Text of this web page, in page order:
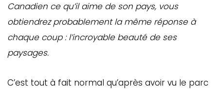
Canadien ce qu’il aime de son pays, vous
obtiendrez probablement la même réponse à
chaque coup : l’incroyable beauté de ses
paysages.
C’est tout à fait normal qu’après avoir vu le parc